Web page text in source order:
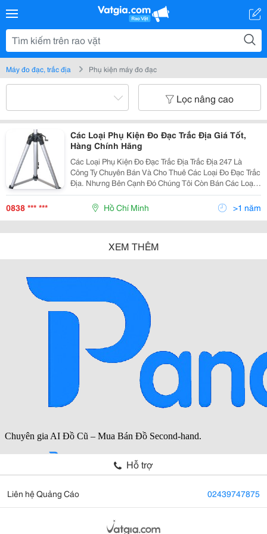
Máy đo đạc, trắc địa Phụ kiện máy đo đạc
Lọc nâng cao
Các Loại Phụ Kiện Đo Đạc Trắc Địa Giá Tốt,
Hàng Chính Hãng
Các Loại Phụ Kiện Đo Đạc Trắc Địa Trắc Địa 247 Là
Công Ty Chuyên Bán Và Cho Thuê Các Loại Đo Đạc Trắc
Địa. Nhưng Bên Cạnh Đó Chúng Tôi Còn Bán Các Loại
Phụ Kiện Đo Đạc Trắc Địa Kèm Theo. Công Ty Thiết Bị
Trắc Địa 247 Là Nhà Nhập Khẩu V
0838 *** *** Hồ Chí Minh >1 năm
XEM THÊM
Hỗ trợ
Liên hệ Quảng Cáo 02439747875